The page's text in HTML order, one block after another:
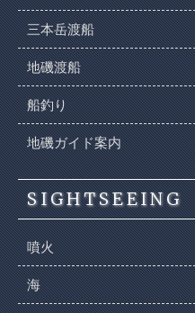
三本岳渡船
地磯渡船
船釣り
地磯ガイド案内
SIGHTSEEING
噴火
海